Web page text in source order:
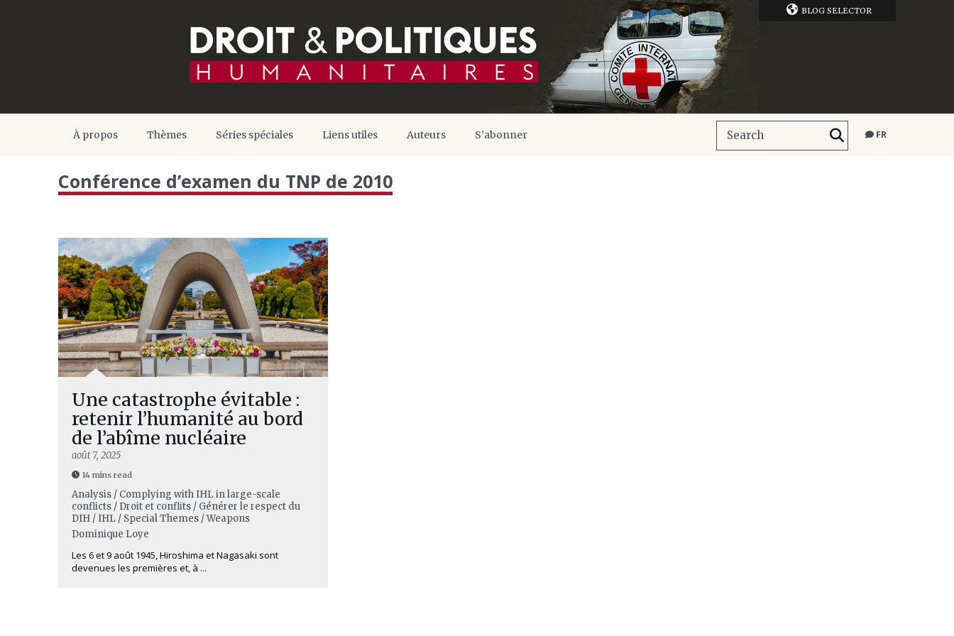
BLOG SELECTOR
À propos Thèmes Séries spéciales Liens utiles Auteurs S’abonner FR
Conférence d’examen du TNP de 2010
Une catastrophe évitable :
retenir l’humanité au bord
de l’abîme nucléaire
août 7, 2025
14 mins read
Analysis / Complying with IHL in large-scale
conflicts / Droit et conflits / Générer le respect du
DIH / IHL / Special Themes / Weapons
Dominique Loye
Les 6 et 9 août 1945, Hiroshima et Nagasaki sont
devenues les premières et, à ...